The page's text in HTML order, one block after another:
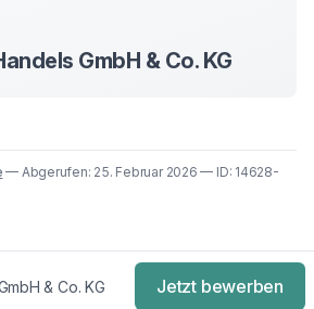
GmbH & Co. KG
— Abgerufen: 25. Februar 2026 — ID: 14628-
& Co. KG Jetzt bewerben